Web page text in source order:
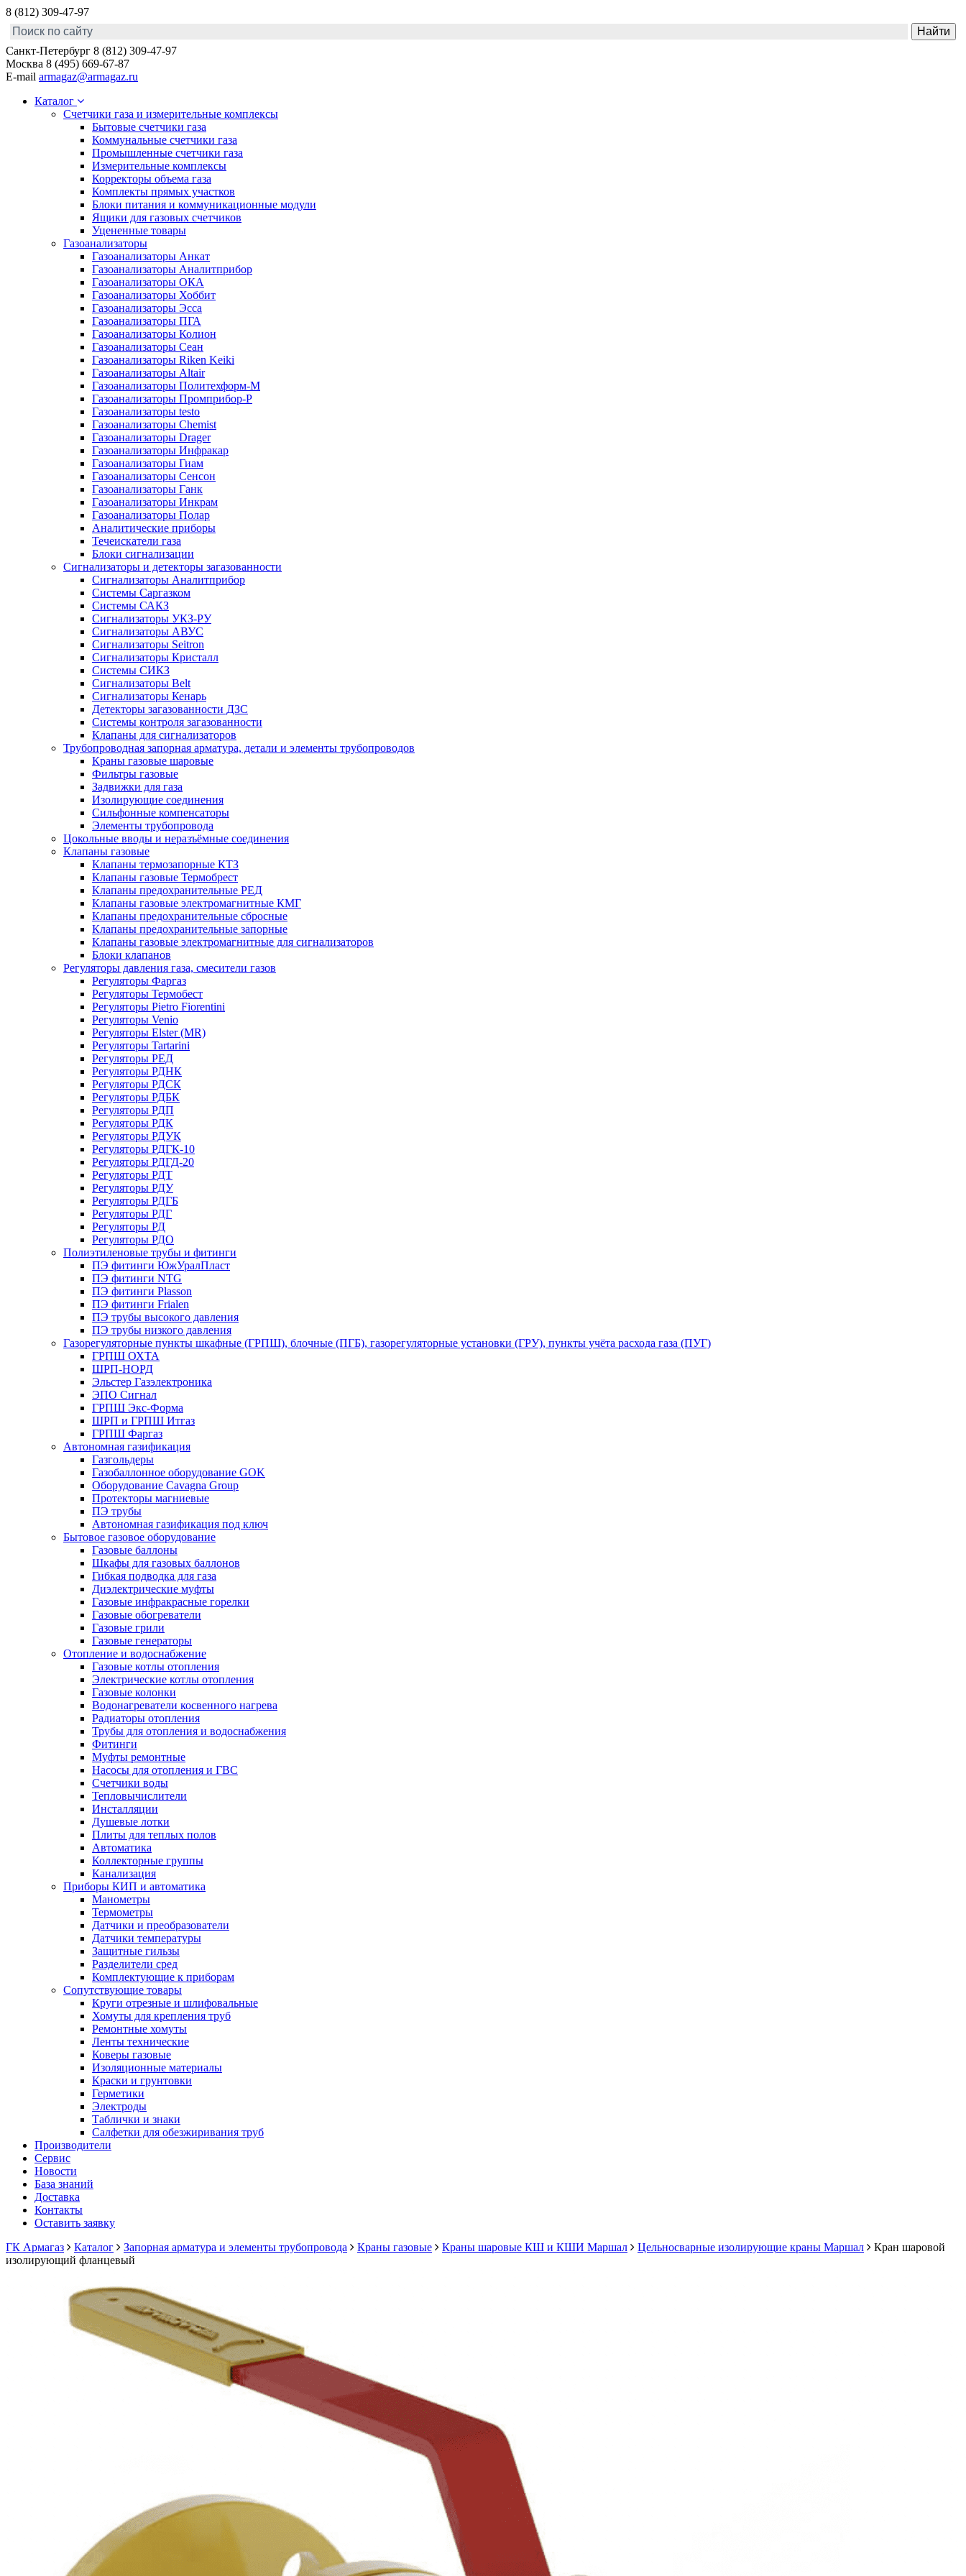
8 (812) 309-47-97
Санкт-Петербург 8 (812) 309-47-97
Москва 8 (495) 669-67-87
E-mail armagaz@armagaz.ru
Каталог
Счетчики газа и измерительные комплексы
Бытовые счетчики газа
Коммунальные счетчики газа
Промышленные счетчики газа
Измерительные комплексы
Корректоры объема газа
Комплекты прямых участков
Блоки питания и коммуникационные модули
Ящики для газовых счетчиков
Уцененные товары
Газоанализаторы
Газоанализаторы Анкат
Газоанализаторы Аналитприбор
Газоанализаторы ОКА
Газоанализаторы Хоббит
Газоанализаторы Эсса
Газоанализаторы ПГА
Газоанализаторы Колион
Газоанализаторы Сеан
Газоанализаторы Riken Keiki
Газоанализаторы Altair
Газоанализаторы Политехформ-М
Газоанализаторы Промприбор-Р
Газоанализаторы testo
Газоанализаторы Chemist
Газоанализаторы Drager
Газоанализаторы Инфракар
Газоанализаторы Гиам
Газоанализаторы Сенсон
Газоанализаторы Ганк
Газоанализаторы Инкрам
Газоанализаторы Полар
Аналитические приборы
Течеискатели газа
Блоки сигнализации
Сигнализаторы и детекторы загазованности
Сигнализаторы Аналитприбор
Системы Саргазком
Системы САКЗ
Сигнализаторы УКЗ-РУ
Сигнализаторы АВУС
Сигнализаторы Seitron
Сигнализаторы Кристалл
Системы СИКЗ
Сигнализаторы Belt
Сигнализаторы Кенарь
Детекторы загазованности ДЗС
Системы контроля загазованности
Клапаны для сигнализаторов
Трубопроводная запорная арматура, детали и элементы трубопроводов
Краны газовые шаровые
Фильтры газовые
Задвижки для газа
Изолирующие соединения
Сильфонные компенсаторы
Элементы трубопровода
Цокольные вводы и неразъёмные соединения
Клапаны газовые
Клапаны термозапорные КТЗ
Клапаны газовые Термобрест
Клапаны предохранительные РЕД
Клапаны газовые электромагнитные КМГ
Клапаны предохранительные сбросные
Клапаны предохранительные запорные
Клапаны газовые электромагнитные для сигнализаторов
Блоки клапанов
Регуляторы давления газа, смесители газов
Регуляторы Фаргаз
Регуляторы Термобест
Регуляторы Pietro Fiorentini
Регуляторы Venio
Регуляторы Elster (MR)
Регуляторы Tartarini
Регуляторы РЕД
Регуляторы РДНК
Регуляторы РДСК
Регуляторы РДБК
Регуляторы РДП
Регуляторы РДК
Регуляторы РДУК
Регуляторы РДГК-10
Регуляторы РДГД-20
Регуляторы РДТ
Регуляторы РДУ
Регуляторы РДГБ
Регуляторы РДГ
Регуляторы РД
Регуляторы РДО
Полиэтиленовые трубы и фитинги
ПЭ фитинги ЮжУралПласт
ПЭ фитинги NTG
ПЭ фитинги Plasson
ПЭ фитинги Frialen
ПЭ трубы высокого давления
ПЭ трубы низкого давления
Газорегуляторные пункты шкафные (ГРПШ), блочные (ПГБ), газорегуляторные установки (ГРУ), пункты учёта расхода газа (ПУГ)
ГРПШ ОХТА
ШРП-НОРД
Эльстер Газэлектроника
ЭПО Сигнал
ГРПШ Экс-Форма
ШРП и ГРПШ Итгаз
ГРПШ Фаргаз
Автономная газификация
Газгольдеры
Газобаллонное оборудование GOK
Оборудование Cavagna Group
Протекторы магниевые
ПЭ трубы
Автономная газификация под ключ
Бытовое газовое оборудование
Газовые баллоны
Шкафы для газовых баллонов
Гибкая подводка для газа
Диэлектрические муфты
Газовые инфракрасные горелки
Газовые обогреватели
Газовые грили
Газовые генераторы
Отопление и водоснабжение
Газовые котлы отопления
Электрические котлы отопления
Газовые колонки
Водонагреватели косвенного нагрева
Радиаторы отопления
Трубы для отопления и водоснабжения
Фитинги
Муфты ремонтные
Насосы для отопления и ГВС
Счетчики воды
Тепловычислители
Инсталляции
Душевые лотки
Плиты для теплых полов
Автоматика
Коллекторные группы
Канализация
Приборы КИП и автоматика
Манометры
Термометры
Датчики и преобразователи
Датчики температуры
Защитные гильзы
Разделители сред
Комплектующие к приборам
Сопутствующие товары
Круги отрезные и шлифовальные
Хомуты для крепления труб
Ремонтные хомуты
Ленты технические
Коверы газовые
Изоляционные материалы
Краски и грунтовки
Герметики
Электроды
Таблички и знаки
Салфетки для обезжиривания труб
Производители
Сервис
Новости
База знаний
Доставка
Контакты
Оставить заявку
ГК Армагаз
Каталог Запорная арматура и элементы трубопровода Краны газовые Краны шаровые КШ и КШИ Маршал Цельносварные изолирующие краны Маршал
Кран шаровой
изолирующий фланцевый